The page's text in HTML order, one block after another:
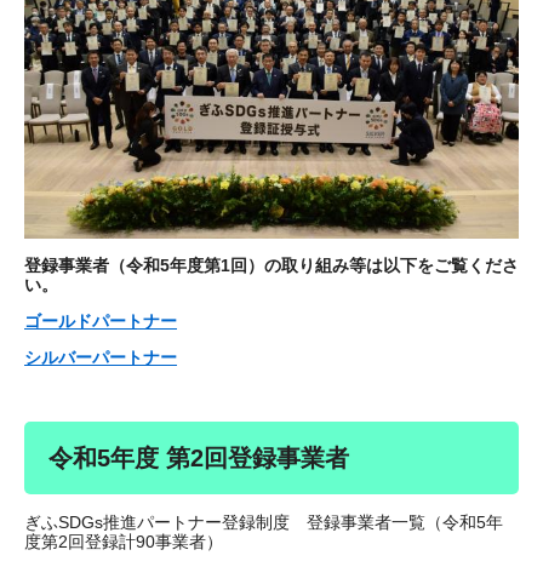
登録事業者（令和5年度第1回）の取り組み等は以下をご覧くださ
い。
ゴールドパートナー
シルバーパートナー
令和5年度 第2回登録事業者
ぎふSDGs推進パートナー登録制度 登録事業者一覧（令和5年
度第2回登録計90事業者）